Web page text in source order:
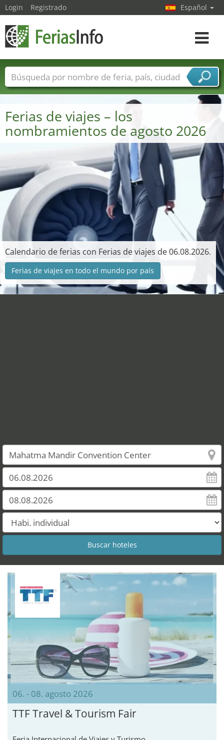
Ferias de viajes – los
nombramientos de agosto 2026
Calendario de ferias con Ferias de viajes de 06.08.2026.
Ferias de viajes en todo el mundo por país
06. - 08. agosto 2026
TTF Travel & Tourism Fair
Login Registrado Español
toggle
Nombres de ferias Países
Ciudades
Sectores de proveedor de servicios